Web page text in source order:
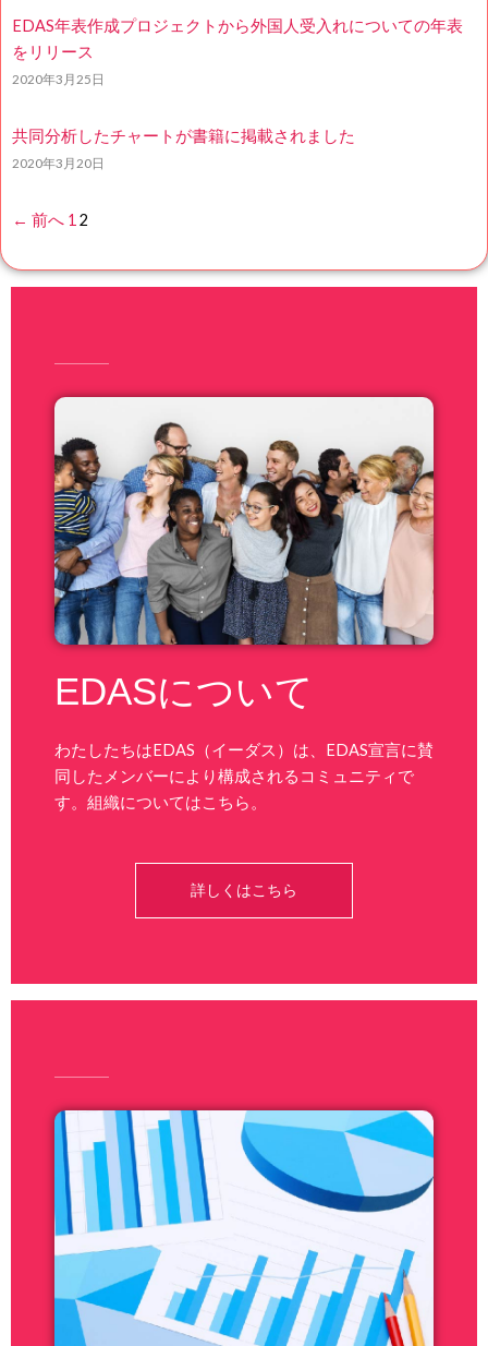
EDAS年表作成プロジェクトから外国人受入れについての年表
をリリース
2020年3月25日
共同分析したチャートが書籍に掲載されました
2020年3月20日
← 前へ 1 2
EDASについて
わたしたちはEDAS（イーダス）は、EDAS宣言に賛
同したメンバーにより構成されるコミュニティで
す。組織についてはこちら。
詳しくはこちら